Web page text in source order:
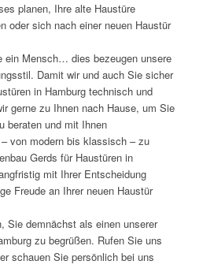
planen, Ihre alte Haustüre
oder sich nach einer neuen Haustür
ein Mensch… dies bezeugen unsere
Damit wir und auch Sie sicher
in Hamburg technisch und
gerne zu Ihnen nach Hause, um Sie
beraten und mit Ihnen
von modern bis klassisch – zu
Gerds für Haustüren in
mit Ihrer Entscheidung
Freude an Ihrer neuen Haustür
Sie demnächst als einen unserer
zu begrüßen. Rufen Sie uns
schauen Sie persönlich bei uns